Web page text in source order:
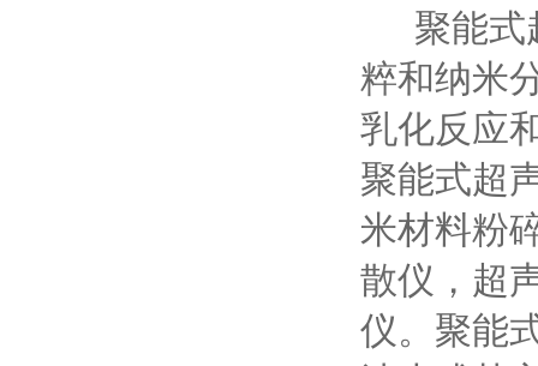
聚能式
粹和纳米
乳化反应
聚能式超
米材料粉
散仪，超
仪。聚能